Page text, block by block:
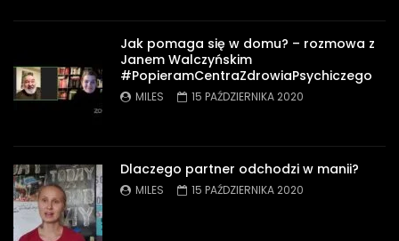
Jak pomaga się w domu? – rozmowa z
Janem Walczyńskim
#PopieramCentraZdrowiaPsychiczego
MILES 15 PAŹDZIERNIKA 2020
Dlaczego partner odchodzi w manii?
MILES 15 PAŹDZIERNIKA 2020